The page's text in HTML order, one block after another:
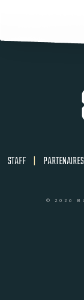
STAFF | PARTENAIRES
© 2026